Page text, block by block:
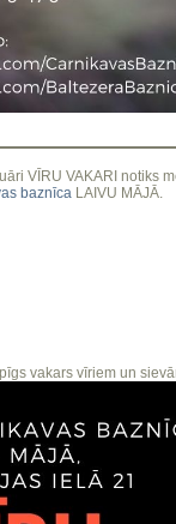
VĪRU VAKARI notiks
baznīca LAIVU MĀJĀ.
vakars vīriem un